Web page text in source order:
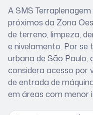
A SMS
próximos da Zona
de terreno, limpeza,
e nivelamento. Por se
urbana de São Paulo,
considera acesso por
de entrada de
em áreas com menor